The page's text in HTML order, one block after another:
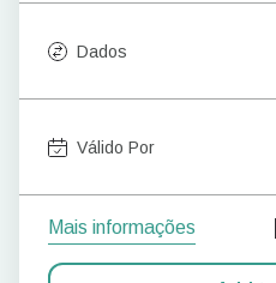
Dados
Válido Por
Mais informações